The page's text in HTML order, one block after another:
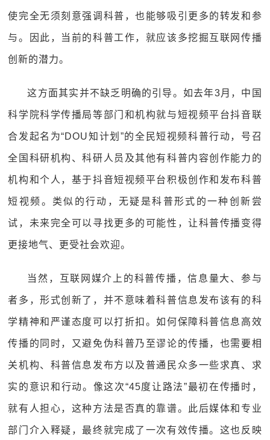
使完全无须刻意强调科普，也能够吸引更多的转发和参
与。因此，当前的科普工作，就应该多挖掘互联网传播
创新的潜力。
这方面其实并不缺乏明确的引导。如去年3月，中国
科学院科学传播局等部门和机构就与短视频平台抖音联
合发起名为“DOU知计划”的全民短视频科普行动，号召
全国科研机构、科研人员及其他有科普内容创作能力的
机构和个人，基于抖音短视频平台积极创作和发布科普
短视频。类似的行动，无疑是科普形式的一种创新尝
试，未来完全可以寻找更多的可能性，让科普传播变得
更接地气、更受社会欢迎。
当然，互联网媒介上的科普传播，信息量大、参与
者多，形式创新了，并不意味着科普信息发布该有的科
学精神和严谨态度可以打折扣。如何保障科普信息高效
传播的同时，又避免伪科普乃至谬论的传播，也需要相
关机构、科普信息发布方以及普通民众多一些求真、求
实的意识和行动。像这次“45度让路法”最初在传播时，
就有人担心，这种方法是否真的靠谱。此后媒体和专业
部门介入释疑，最终就完成了一次有效传播。这也反映